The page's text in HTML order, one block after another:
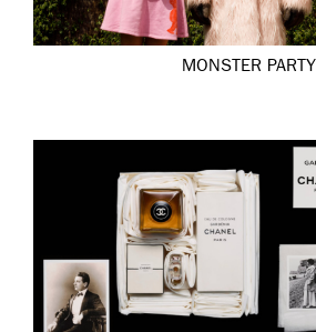
MONSTER PARTY